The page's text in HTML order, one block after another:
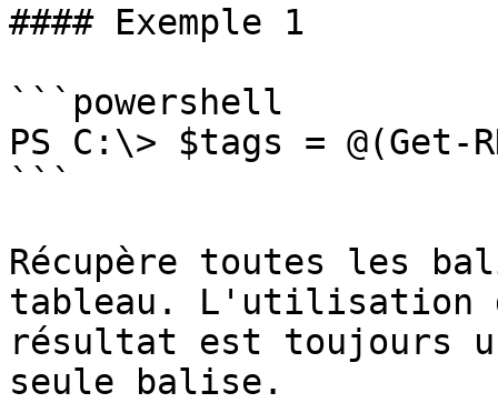
#### Exemple 1
```powershell
PS C:\> $tags = @(Get-
```
Récupère toutes les
tableau. L'utilisation
résultat est toujours
seule balise.